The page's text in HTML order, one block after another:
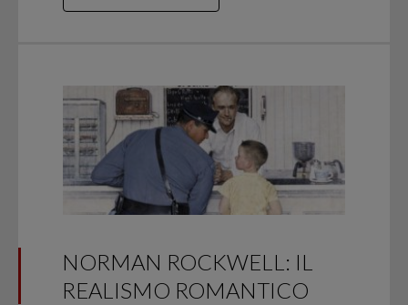
NORMAN ROCKWELL: IL
REALISMO ROMANTICO